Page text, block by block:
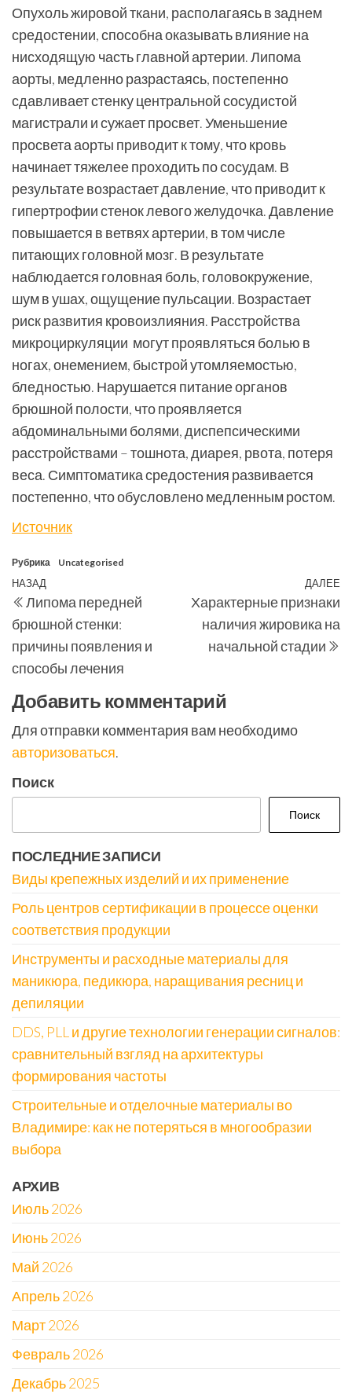
Опухоль жировой ткани, располагаясь в заднем
средостении, способна оказывать влияние на
нисходящую часть главной артерии. Липома
аорты, медленно разрастаясь, постепенно
сдавливает стенку центральной сосудистой
магистрали и сужает просвет. Уменьшение
просвета аорты приводит к тому, что кровь
начинает тяжелее проходить по сосудам. В
результате возрастает давление, что приводит к
гипертрофии стенок левого желудочка. Давление
повышается в ветвях артерии, в том числе
питающих головной мозг. В результате
наблюдается головная боль, головокружение,
шум в ушах, ощущение пульсации. Возрастает
риск развития кровоизлияния. Расстройства
микроциркуляции могут проявляться болью в
ногах, онемением, быстрой утомляемостью,
бледностью. Нарушается питание органов
брюшной полости, что проявляется
абдоминальными болями, диспепсическими
расстройствами – тошнота, диарея, рвота, потеря
веса. Симптоматика средостения развивается
постепенно, что обусловлено медленным ростом.
Источник
Рубрика Uncategorised
Навигация
по
записям
Предыдущая
запись
НАЗАД
Липома передней
брюшной стенки:
причины появления и
способы лечения
ДАЛЕЕ
Характерные признаки
наличия жировика на
начальной стадии
Добавить комментарий
Для отправки комментария вам необходимо
авторизоваться.
Поиск
Поиск
ПОСЛЕДНИЕ ЗАПИСИ
Виды крепежных изделий и их применение
Роль центров сертификации в процессе оценки
соответствия продукции
Инструменты и расходные материалы для
маникюра, педикюра, наращивания ресниц и
депиляции
DDS, PLL и другие технологии генерации сигналов:
сравнительный взгляд на архитектуры
формирования частоты
Строительные и отделочные материалы во
Владимире: как не потеряться в многообразии
выбора
АРХИВ
Июль 2026
Июнь 2026
Май 2026
Апрель 2026
Март 2026
Февраль 2026
Декабрь 2025